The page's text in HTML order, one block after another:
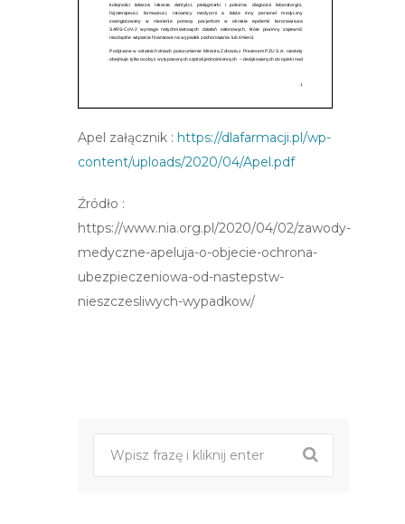
Apel załącznik : https://dlafarmacji.pl/wp-
content/uploads/2020/04/Apel.pdf
Źródło :
https://www.nia.org.pl/2020/04/02/zawody-
medyczne-apeluja-o-objecie-ochrona-
ubezpieczeniowa-od-nastepstw-
nieszczesliwych-wypadkow/